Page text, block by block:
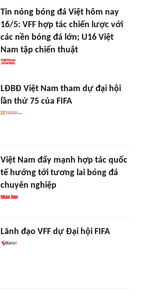
Tin nóng bóng đá Việt hôm nay
16/5: VFF hợp tác chiến lược với
các nền bóng đá lớn; U16 Việt
Nam tập chiến thuật
LĐBĐ Việt Nam tham dự đại hội
lần thứ 75 của FIFA
Việt Nam đẩy mạnh hợp tác quốc
tế hướng tới tương lai bóng đá
chuyên nghiệp
Lãnh đạo VFF dự Đại hội FIFA